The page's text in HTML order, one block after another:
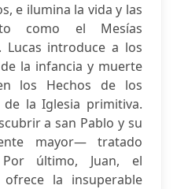
e ilumina la vida y las
como el Mesías
Lucas introduce a los
la infancia y muerte
los Hechos de los
la Iglesia primitiva.
a san Pablo y su
mayor— tratado
Por último, Juan, el
la insuperable